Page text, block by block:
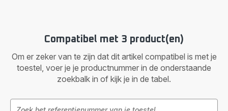
Compatibel met 3 product(en)
Om er zeker van te zijn dat dit artikel compatibel is met je
toestel, voer je je productnummer in de onderstaande
zoekbalk in of kijk je in de tabel.